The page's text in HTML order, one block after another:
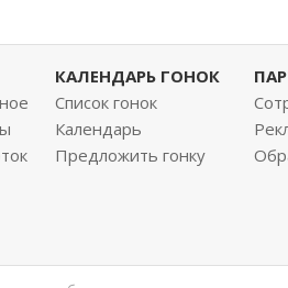
КАЛЕНДАРЬ ГОНОК
Список гонок
Календарь
Предложить гонку